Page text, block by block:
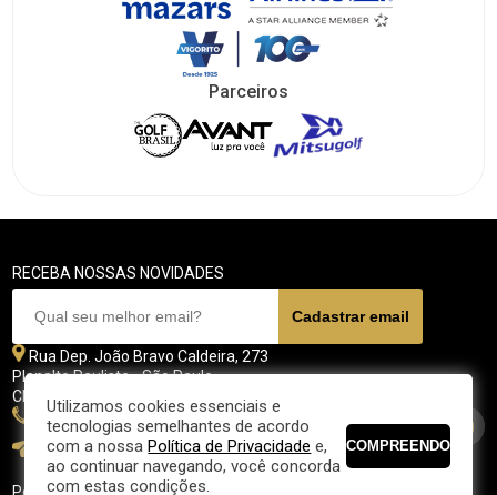
Parceiros
RECEBA NOSSAS NOVIDADES
Rua Dep. João Bravo Caldeira, 273
Planalto Paulista - São Paulo
CEP 04071 - 045
11 5070-4700
fpgolfe@fpgolfe.com.br
Utilizamos cookies essenciais e
tecnologias semelhantes de acordo
com a nossaPolítica de Privacidade e,
ao continuar navegando, você concorda
com estas condições.